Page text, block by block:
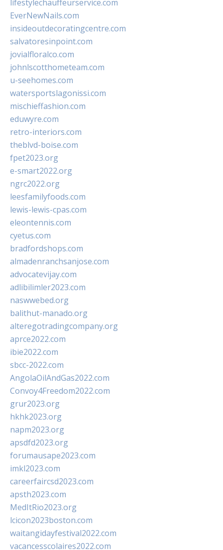
lifestylechauffeurservice.com
EverNewNails.com
insideoutdecoratingcentre.com
salvatoresinpoint.com
jovialfloralco.com
johnlscotthometeam.com
u-seehomes.com
watersportslagonissi.com
mischieffashion.com
eduwyre.com
retro-interiors.com
theblvd-boise.com
fpet2023.org
e-smart2022.org
ngrc2022.org
leesfamilyfoods.com
lewis-lewis-cpas.com
eleontennis.com
cyetus.com
bradfordshops.com
almadenranchsanjose.com
advocatevijay.com
adlibilimler2023.com
naswwebed.org
balithut-manado.org
alteregotradingcompany.org
aprce2022.com
ibie2022.com
sbcc-2022.com
AngolaOilAndGas2022.com
Convoy4Freedom2022.com
grur2023.org
hkhk2023.org
napm2023.org
apsdfd2023.org
forumausape2023.com
imkl2023.com
careerfaircsd2023.com
apsth2023.com
MedItRio2023.org
lcicon2023boston.com
waitangidayfestival2022.com
vacancesscolaires2022.com